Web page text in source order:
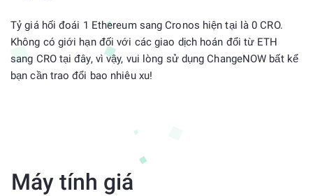
Tỷ giá hối đoái 1 Ethereum sang Cronos hiện tại là 0 CRO.
Không có giới hạn đối với các giao dịch hoán đổi từ ETH
sang CRO tại đây, vì vậy, vui lòng sử dụng ChangeNOW bất kể
bạn cần trao đổi bao nhiêu xu!
Máy tính giá